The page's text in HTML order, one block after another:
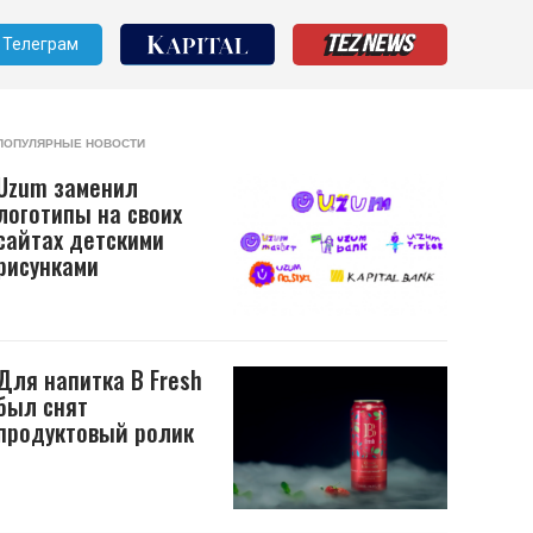
Телеграм
НОВОСТИ
заменил
на своих
детскими
напитка B Fresh
снят
ролик